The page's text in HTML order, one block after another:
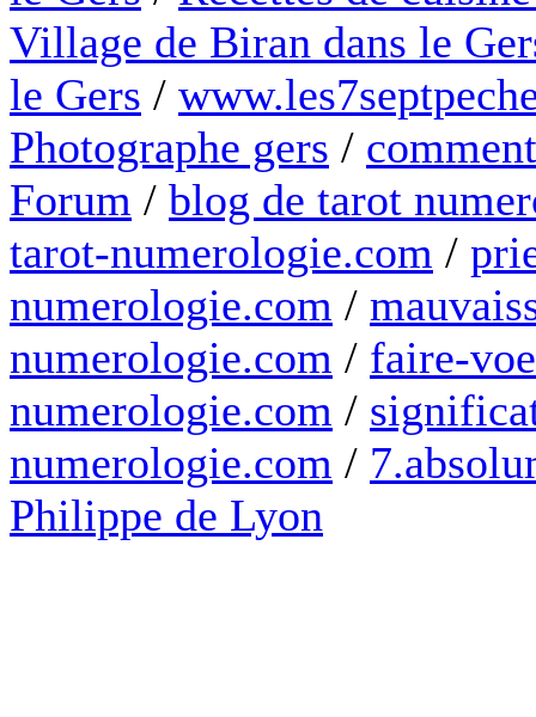
Village de Biran dans le
le Gers /
Photographe gers /
Forum / blog de tarot
tarot-numerologie.com /
numerologie.com /
numerologie.com / faire-
numerologie.com /
numerologie.com /
Philippe de Lyon